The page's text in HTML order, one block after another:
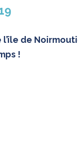
de
!